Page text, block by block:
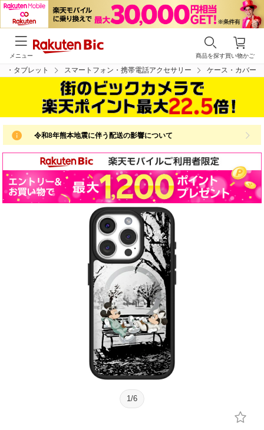
買い物かご
商品を探す
メニュー
・タブレット スマートフォン・携帯電話アクセサリー ケース・カバー
令和8年熊本地震に伴う配送の影響について
1 /6